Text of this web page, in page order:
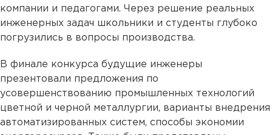
компании и педагогами. Через решение реальных
инженерных задач школьники и студенты глубоко
погрузились в вопросы производства.
В финале конкурса будущие инженеры
презентовали предложения по
усовершенствованию промышленных технологий
цветной и черной металлургии, варианты внедрения
автоматизированных систем, способы экономии